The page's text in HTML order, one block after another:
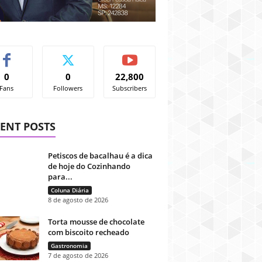
0
Fans
0
Followers
22,800
Subscribers
POSTS
Petiscos de bacalhau é a dica
de hoje do Cozinhando
para...
Coluna Diária
8 de agosto de 2026
Torta mousse de chocolate
com biscoito recheado
Gastronomia
7 de agosto de 2026